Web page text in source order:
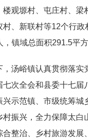
观塬村、屯庄村、梁
、新联村等12个行政
，镇域总面积291.5平
汤峪镇认真贯彻落实
七次全会和县委十七届
兴示范镇、市级统筹城
村振兴 ，全力保障太
整治、乡村旅游发展